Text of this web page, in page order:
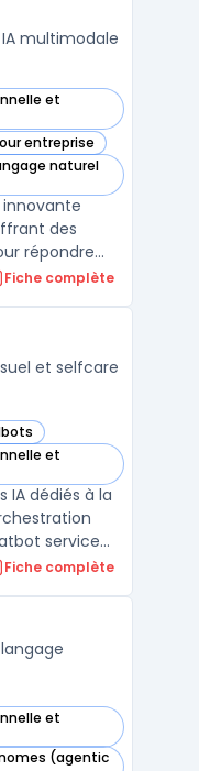
une
multimodale
et
entreprise
naturel
des
répondre
des
Plus et
...
Fiche complète
et selfcare
et
IA dédiés à la
service
entrants
ans d’exp ...
Fiche complète
et
(agentic